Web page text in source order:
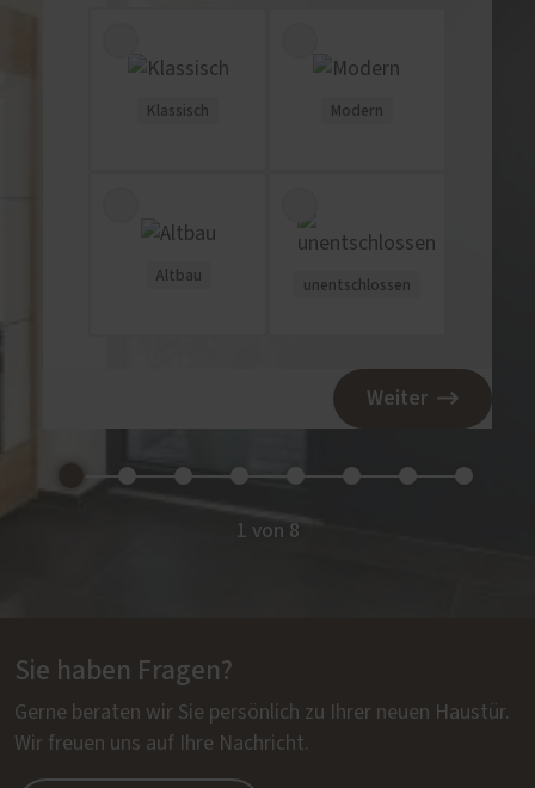
Klassisch Modern
Altbau
unentschlossen
Weiter
1 von 8
Sie haben Fragen?
Gerne beraten wir Sie persönlich zu Ihrer neuen Haustür.
Wir freuen uns auf Ihre Nachricht.